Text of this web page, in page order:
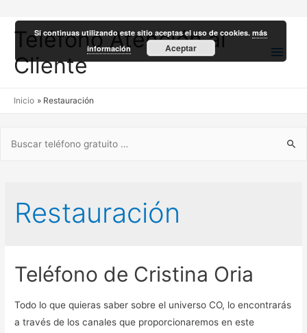
Teléfono Atención al
Cliente
Inicio Restauración
Restauración
Teléfono de Cristina Oria
Todo lo que quieras saber sobre el universo CO, lo encontrarás
a través de los canales que proporcionaremos en este
Si continuas utilizando este sitio aceptas el uso de cookies.más
información
Aceptar